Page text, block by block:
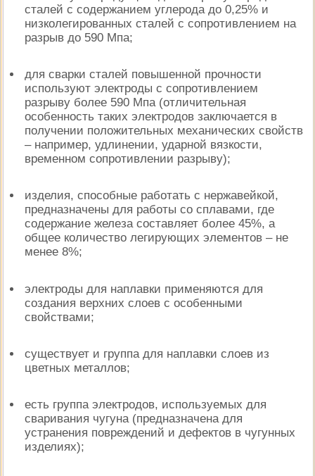
сталей с содержанием углерода до 0,25% и
низколегированных сталей с сопротивлением на
разрыв до 590 Мпа;
для сварки сталей повышенной прочности
используют электроды с сопротивлением
разрыву более 590 Мпа (отличительная
особенность таких электродов заключается в
получении положительных механических свойств
– например, удлинении, ударной вязкости,
временном сопротивлении разрыву);
изделия, способные работать с нержавейкой,
предназначены для работы со сплавами, где
содержание железа составляет более 45%, а
общее количество легирующих элементов – не
менее 8%;
электроды для наплавки применяются для
создания верхних слоев с особенными
свойствами;
существует и группа для наплавки слоев из
цветных металлов;
есть группа электродов, используемых для
сваривания чугуна (предназначена для
устранения повреждений и дефектов в чугунных
изделиях);